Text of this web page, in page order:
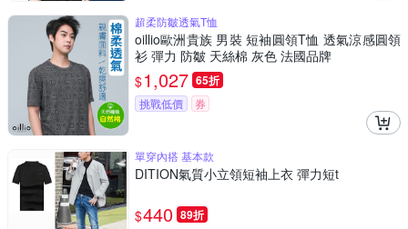
超柔防皺透氣T恤
oillio歐洲貴族 男裝 短袖圓領T恤 透氣涼感圓領
衫 彈力 防皺 天絲棉 灰色 法國品牌
$1,027 65折
挑戰低價 券
單穿內搭 基本款
DITION氣質小立領短袖上衣 彈力短t
$440 89折